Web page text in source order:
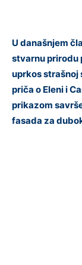
U današnjem
stvarnu prirodu
uprkos strašnoj
priča o Eleni i
prikazom
fasada za